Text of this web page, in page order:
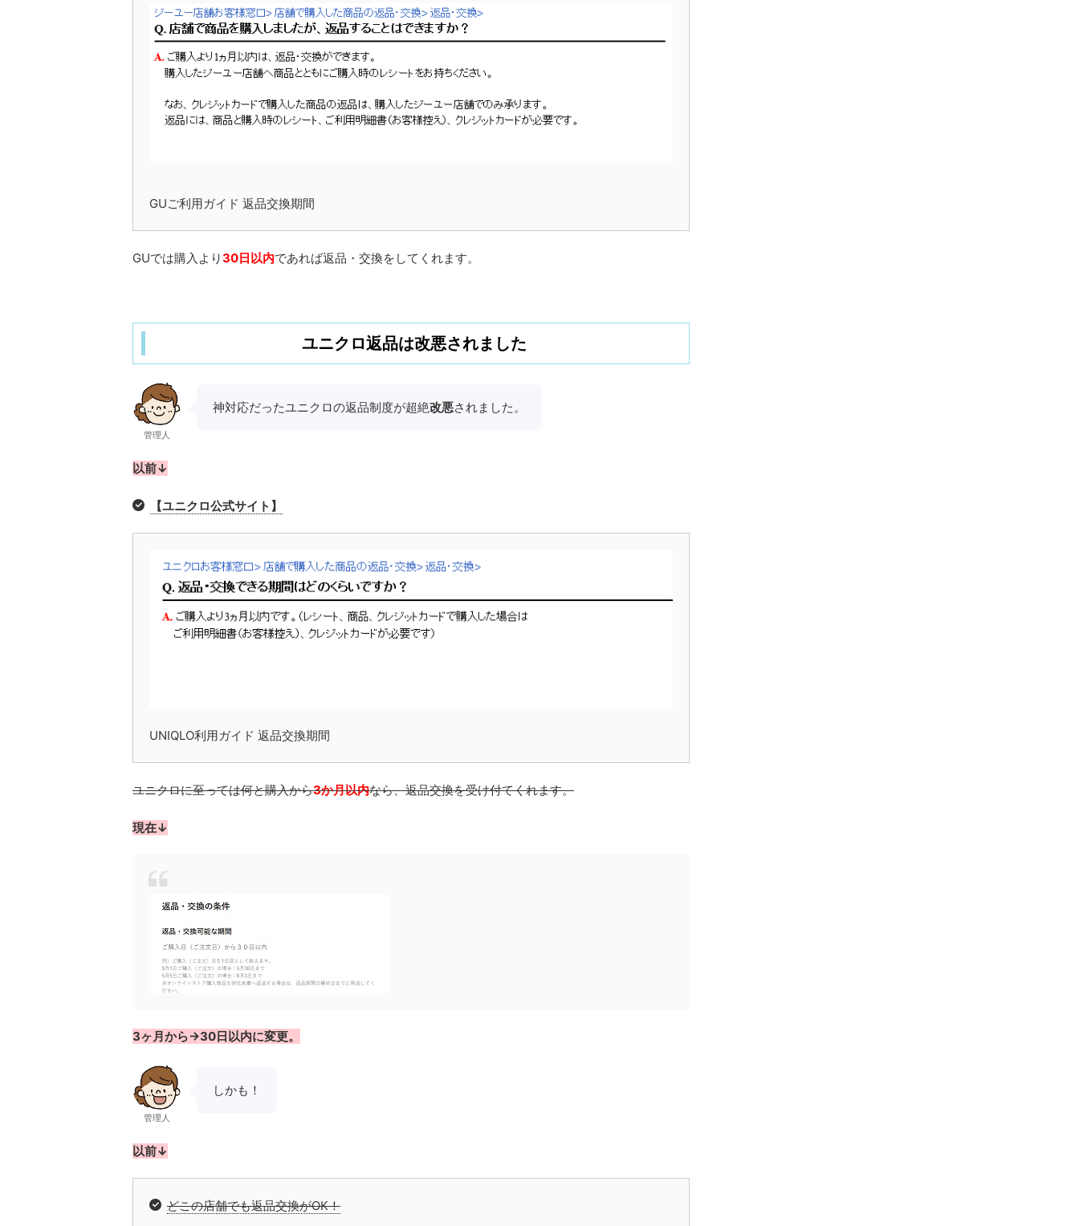
GUご利用ガイド 返品交換期間
GUでは購入より30日以内であれば返品・交換をしてくれます。
ユニクロ返品は改悪されました
管理人
神対応だったユニクロの返品制度が超絶改悪されました。
以前↓
【ユニクロ公式サイト】
UNIQLO利用ガイド 返品交換期間
ユニクロに至っては何と購入から3か月以内なら、返品交換を受け付てくれます。
現在↓
3ヶ月から→30日以内に変更。
管理人
しかも！
以前↓
どこの店舗でも返品交換がOK！